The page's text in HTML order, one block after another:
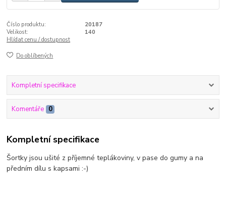
Číslo produktu:
20187
Velikost:
140
Hlídat cenu / dostupnost
Do oblíbených
Kompletní specifikace
Komentáře 0
Kompletní specifikace
Šortky jsou ušité z příjemné teplákoviny, v pase do gumy a na
předním dílu s kapsami :-)